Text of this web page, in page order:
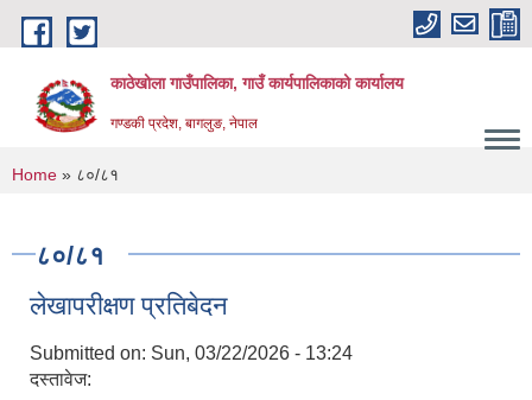
Skip to main content
काठेखोला गाउँपालिका, गाउँ कार्यपालिकाको कार्यालय
गण्डकी प्रदेश, बागलुङ, नेपाल
You are here
Home » ८०/८१
८०/८१
लेखापरीक्षण प्रतिबेदन
Submitted on: Sun, 03/22/2026 - 13:24
दस्तावेज: